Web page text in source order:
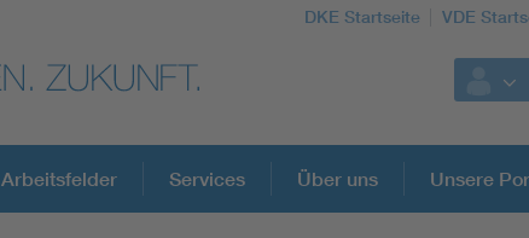
DKE Startseite VDE
Arbeitsfelder Services Über uns Unsere